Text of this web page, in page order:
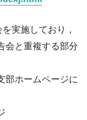
実施しており，
会と重複する部分
部ホームページに